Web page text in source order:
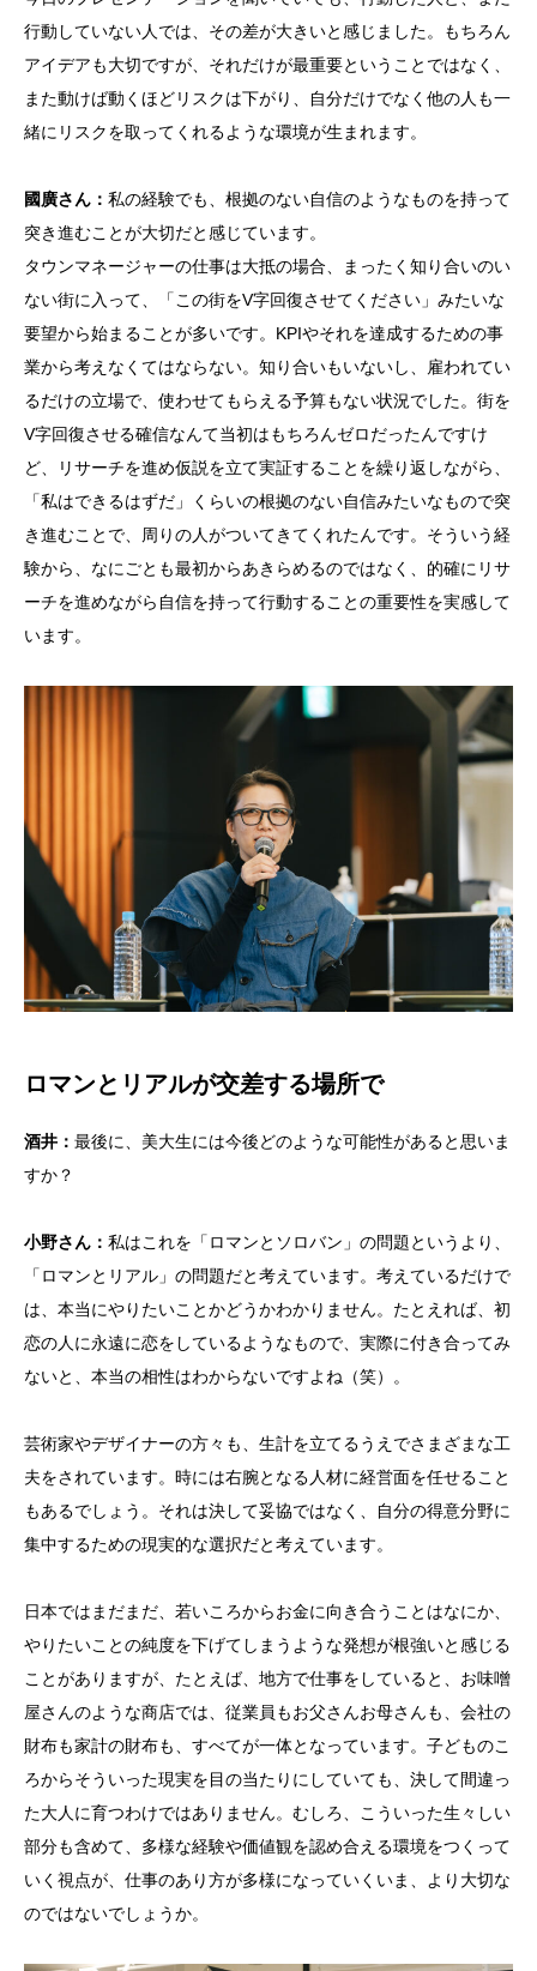
行動していない人では、その差が大きいと感じました。もちろん
アイデアも大切ですが、それだけが最重要ということではなく、
また動けば動くほどリスクは下がり、自分だけでなく他の人も一
緒にリスクを取ってくれるような環境が生まれます。
國廣さん： 私の経験でも、根拠のない自信のようなものを持って
突き進むことが大切だと感じています。
タウンマネージャーの仕事は大抵の場合、まったく知り合いのい
ない街に入って、「この街をV字回復させてください」みたいな
要望から始まることが多いです。KPIやそれを達成するための事
業から考えなくてはならない。知り合いもいないし、雇われてい
るだけの立場で、使わせてもらえる予算もない状況でした。街を
V字回復させる確信なんて当初はもちろんゼロだったんですけ
ど、リサーチを進め仮説を立て実証することを繰り返しながら、
「私はできるはずだ」くらいの根拠のない自信みたいなもので突
き進むことで、周りの人がついてきてくれたんです。そういう経
験から、なにごとも最初からあきらめるのではなく、的確にリサ
ーチを進めながら自信を持って行動することの重要性を実感して
います。
ロマンとリアルが交差する場所で
酒井： 最後に、美大生には今後どのような可能性があると思いま
すか？
小野さん： 私はこれを「ロマンとソロバン」の問題というより、
「ロマンとリアル」の問題だと考えています。考えているだけで
は、本当にやりたいことかどうかわかりません。たとえれば、初
恋の人に永遠に恋をしているようなもので、実際に付き合ってみ
ないと、本当の相性はわからないですよね（笑）。
芸術家やデザイナーの方々も、生計を立てるうえでさまざまな工
夫をされています。時には右腕となる人材に経営面を任せること
もあるでしょう。それは決して妥協ではなく、自分の得意分野に
集中するための現実的な選択だと考えています。
日本ではまだまだ、若いころからお金に向き合うことはなにか、
やりたいことの純度を下げてしまうような発想が根強いと感じる
ことがありますが、たとえば、地方で仕事をしていると、お味噌
屋さんのような商店では、従業員もお父さんお母さんも、会社の
財布も家計の財布も、すべてが一体となっています。子どものこ
ろからそういった現実を目の当たりにしていても、決して間違っ
た大人に育つわけではありません。むしろ、こういった生々しい
部分も含めて、多様な経験や価値観を認め合える環境をつくって
いく視点が、仕事のあり方が多様になっていくいま、より大切な
のではないでしょうか。